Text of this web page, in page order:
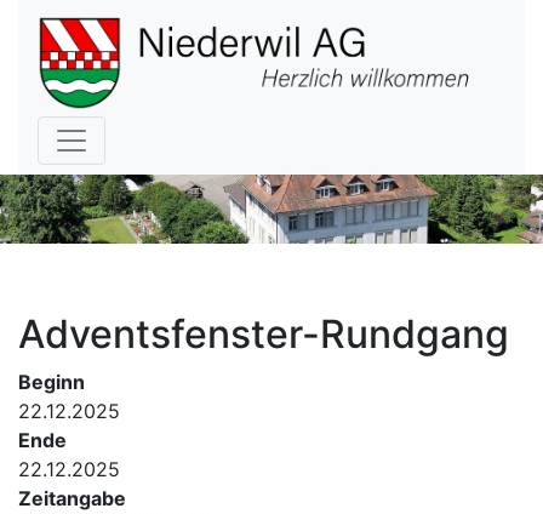
Hauptnavigation
Adventsfenster-Rundgang
Beginn
22.12.2025
Ende
22.12.2025
Zeitangabe